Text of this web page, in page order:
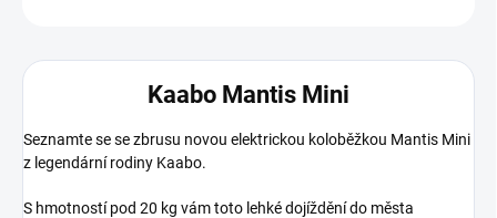
Kaabo Mantis Mini
Seznamte se se zbrusu novou elektrickou koloběžkou Mantis Mini
z legendární rodiny Kaabo.
S hmotností pod 20 kg vám toto lehké dojíždění do města